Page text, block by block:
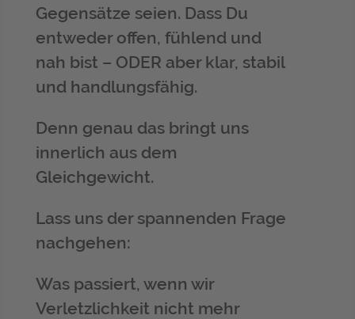
Gegensätze seien. Dass Du
entweder offen, fühlend und
nah bist – ODER aber klar, stabil
und handlungsfähig.
Denn genau das bringt uns
innerlich aus dem
Gleichgewicht.
Lass uns der spannenden Frage
nachgehen:
Was passiert, wenn wir
Verletzlichkeit nicht mehr